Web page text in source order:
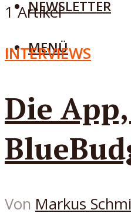
NEWSLETTER
MENÜ
1 Artikel
INTERVIEWS
Die
Von Markus